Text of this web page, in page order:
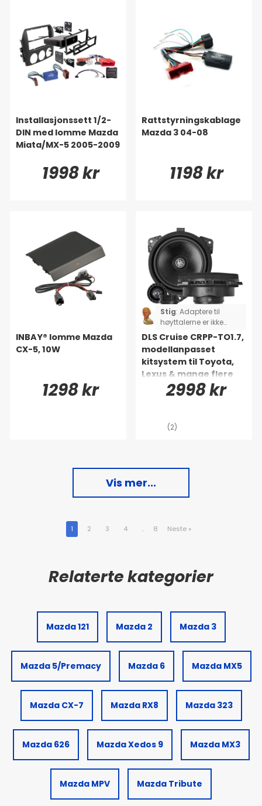
Installasjonssett 1/2-
DIN med lomme Mazda
Miata/MX-5 2005-2009
1998 kr
Rattstyrningskablage
Mazda 3 04-08
1198 kr
INBAY® lomme Mazda
CX-5, 10W
1298 kr
Stig: Adaptere til
høyttalerne er ikke
komplette, jeg måtte
klippe og lodde to av
høyttalerne. Gjelder
Toyota Rav4.
DLS Cruise CRPP-TO1.7,
modellanpasset
kitsystem til Toyota,
Lexus & mange flere
2998 kr
(2)
Vis mer...
1 2 3 4 .. 8 Neste »
Mazda 121 Mazda 2 Mazda 3
Mazda 5/Premacy Mazda 6 Mazda MX5
Mazda CX-7 Mazda RX8 Mazda 323
Mazda 626 Mazda Xedos 9 Mazda MX3
Mazda MPV Mazda Tribute